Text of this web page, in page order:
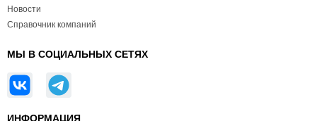
Новости
Справочник компаний
МЫ В СОЦИАЛЬНЫХ СЕТЯХ
ИНФОРМАЦИЯ